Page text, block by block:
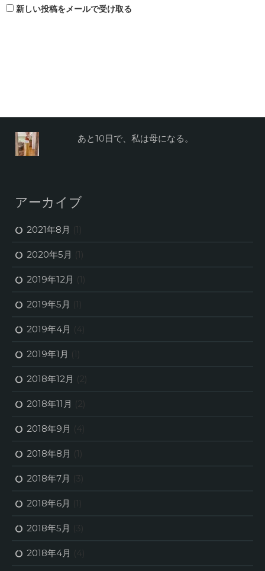
新しい投稿をメールで受け取る
あと10日で、私は母になる。
アーカイブ
2021年8月 (1)
2020年5月 (1)
2019年12月 (1)
2019年5月 (1)
2019年4月 (4)
2019年1月 (1)
2018年12月 (2)
2018年11月 (2)
2018年9月 (4)
2018年8月 (1)
2018年7月 (3)
2018年6月 (1)
2018年5月 (3)
2018年4月 (4)